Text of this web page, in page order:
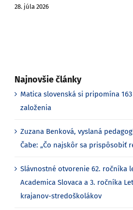
28. júla 2026
Najnovšie články
Matica slovenská si pripomína
založenia
Zuzana Benková, vyslaná
Čabe: „Čo najskôr sa prispôsobiť
Slávnostné otvorenie 62. ročníka
Academica Slovaca a 3. ročníka
krajanov-stredoškolákov